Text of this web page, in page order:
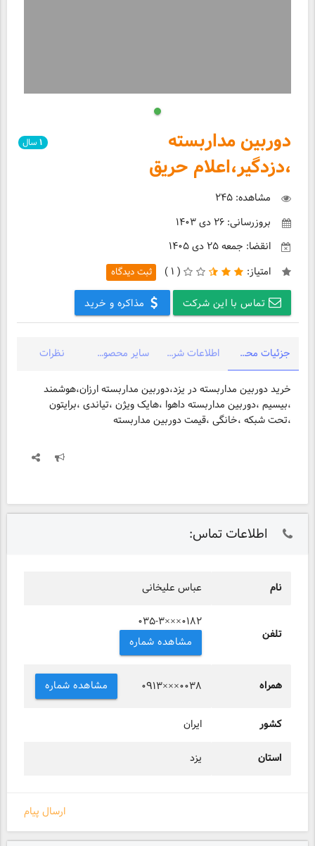
دوربین مداربسته
،دزدگیر،اعلام حریق
مشاهده: ۲۴۵
بروزرسانی: ۲۶ دی ۱۴۰۳
انقضا: جمعه ۲۵ دی ۱۴۰۵
امتیاز:
( ۱ ) ثبت دیدگاه
تماس با این شرکت مذاکره و خرید
۱ سال
جزئیات محصول اطلاعات شرکت سایر محصولات شرکت نظرات
خرید دوربین مداربسته در یزد،دوربین مداربسته ارزان،هوشمند
،بیسیم ،دوربین مداربسته داهوا ،هایک ویژن ،تیاندی ،برایتون
،تحت شبکه ،خانگی ،قیمت دوربین مداربسته
اطلاعات تماس:
نام عباس علیخانی
تلفن
۰۳۵-۳×××۰۱۸۲
مشاهده شماره
همراه ۰۹۱۳×××۰۰۳۸ مشاهده شماره
کشور ایران
استان یزد
ارسال پیام